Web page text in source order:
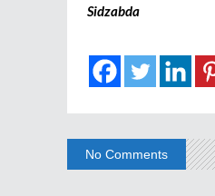
Sidzabda
No Comments